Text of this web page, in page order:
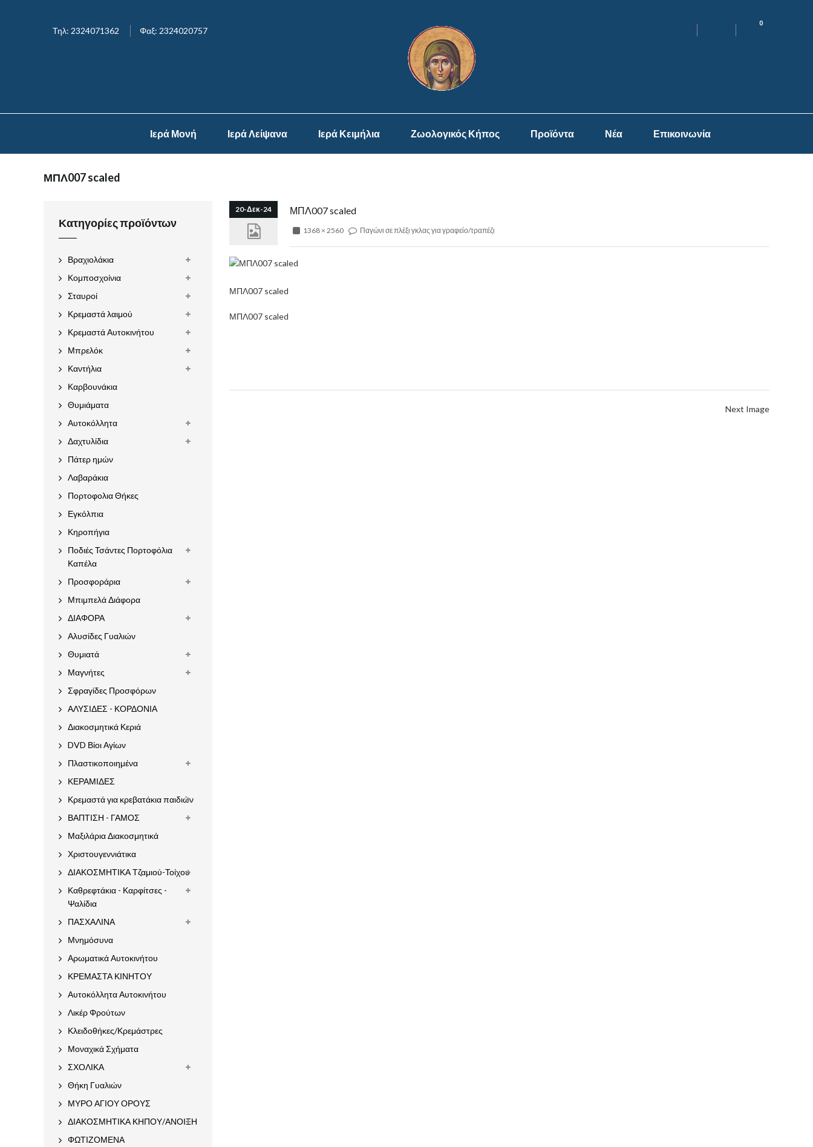
Τηλ: 2324071362 Φαξ: 2324020757
0
Ιερά Μονή Ιερά Λείψανα Ιερά Κειμήλια Ζωολογικός Κήπος Προϊόντα Νέα Επικοινωνία
ΜΠΛ007 scaled
20-Δεκ-24 ΜΠΛ007 scaled
1368 × 2560 Παγώνι σε πλέξι γκλας για γραφείο/τραπέζι
ΜΠΛ007 scaled
ΜΠΛ007 scaled
Next Image
Κατηγορίες προϊόντων
Βραχιολάκια
Κομποσχοίνια
Σταυροί
Κρεμαστά λαιμού
Κρεμαστά Αυτοκινήτου
Μπρελόκ
Καντήλια
Καρβουνάκια
Θυμιάματα
Αυτοκόλλητα
Δαχτυλίδια
Πάτερ ημών
Λαβαράκια
Πορτοφολια Θήκες
Εγκόλπια
Κηροπήγια
Ποδιές Τσάντες Πορτοφόλια
Καπέλα
Προσφοράρια
Μπιμπελά Διάφορα
ΔΙΑΦΟΡΑ
Αλυσίδες Γυαλιών
Θυμιατά
Μαγνήτες
Σφραγίδες Προσφόρων
ΑΛΥΣΙΔΕΣ - ΚΟΡΔΟΝΙΑ
Διακοσμητικά Κεριά
DVD Βίοι Αγίων
Πλαστικοποιημένα
ΚΕΡΑΜΙΔΕΣ
Κρεμαστά για κρεβατάκια παιδιών
ΒΑΠΤΙΣΗ - ΓΑΜΟΣ
Μαξιλάρια Διακοσμητικά
Χριστουγεννιάτικα
ΔΙΑΚΟΣΜΗΤΙΚΑ Τζαμιού-Τοίχου
Καθρεφτάκια - Καρφίτσες -
Ψαλίδια
ΠΑΣΧΑΛΙΝΑ
Μνημόσυνα
Αρωματικά Αυτοκινήτου
ΚΡΕΜΑΣΤΑ ΚΙΝΗΤΟΥ
Αυτοκόλλητα Αυτοκινήτου
Λικέρ Φρούτων
Κλειδοθήκες/Κρεμάστρες
Μοναχικά Σχήματα
ΣΧΟΛΙΚΑ
Θήκη Γυαλιών
ΜΥΡΟ ΑΓΙΟΥ ΟΡΟΥΣ
ΔΙΑΚΟΣΜΗΤΙΚΑ ΚΗΠΟΥ/ΑΝΟΙΞΗ
ΦΩΤΙΖΟΜΕΝΑ